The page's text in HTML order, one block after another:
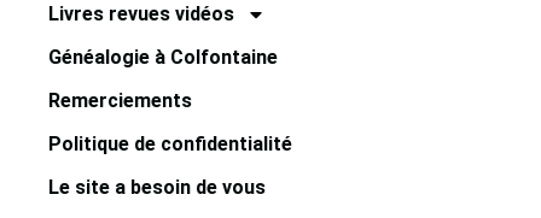
Livres revues vidéos
Généalogie à Colfontaine
Remerciements
Politique de confidentialité
Le site a besoin de vous